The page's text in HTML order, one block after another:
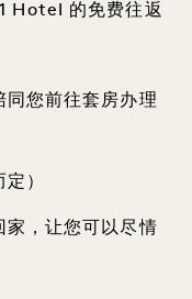
Hotel 的免费往返
同您前往套房办理
）
家，让您可以尽情